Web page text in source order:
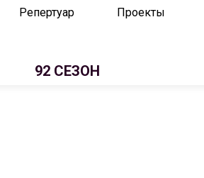
Репертуар Проекты
92 СЕЗОН